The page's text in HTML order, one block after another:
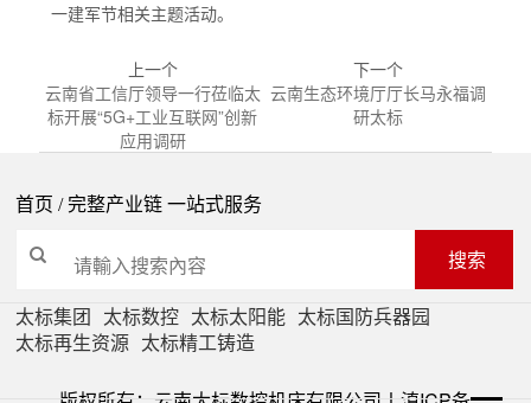
一建军节相关主题活动。
上一个
云南省工信厅领导一行莅临太
标开展“5G+工业互联网”创新
应用调研
下一个
云南生态环境厅厅长马永福调
研太标
首页 / 完整产业链 一站式服务
搜索
太标集团 太标数控 太标太阳能 太标国防兵器园
太标再生资源 太标精工铸造